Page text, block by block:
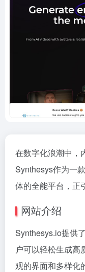
在数字化浪潮中，
Synthesys作为一
体的全能平台，正
网站介绍
Synthesys.io提供
户可以轻松生成高
观的界面和多样化